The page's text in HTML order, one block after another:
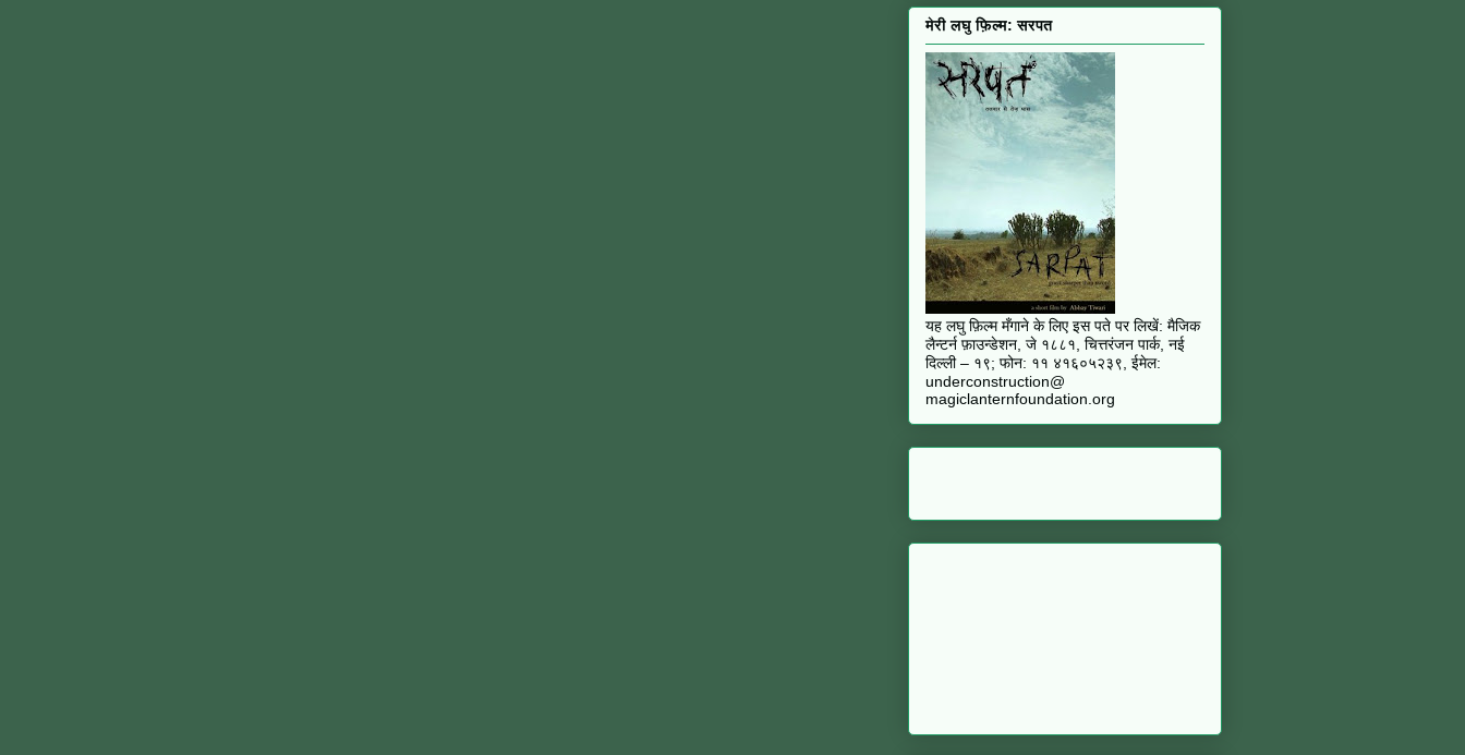
मेरी लघु फ़िल्म: सरपत
यह लघु फ़िल्म मँगाने के लिए इस पते पर लिखें: मैजिक
लैन्टर्न फ़ाउन्डेशन, जे १८८१, चित्तरंजन पार्क, नई
दिल्ली – १९; फोन: ११ ४१६०५२३९, ईमेल:
underconstruction@
magiclanternfoundation.org